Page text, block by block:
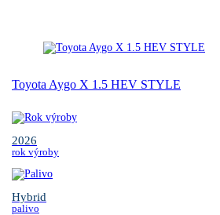
Toyota Aygo X 1.5 HEV STYLE
2026
rok výroby
Hybrid
palivo